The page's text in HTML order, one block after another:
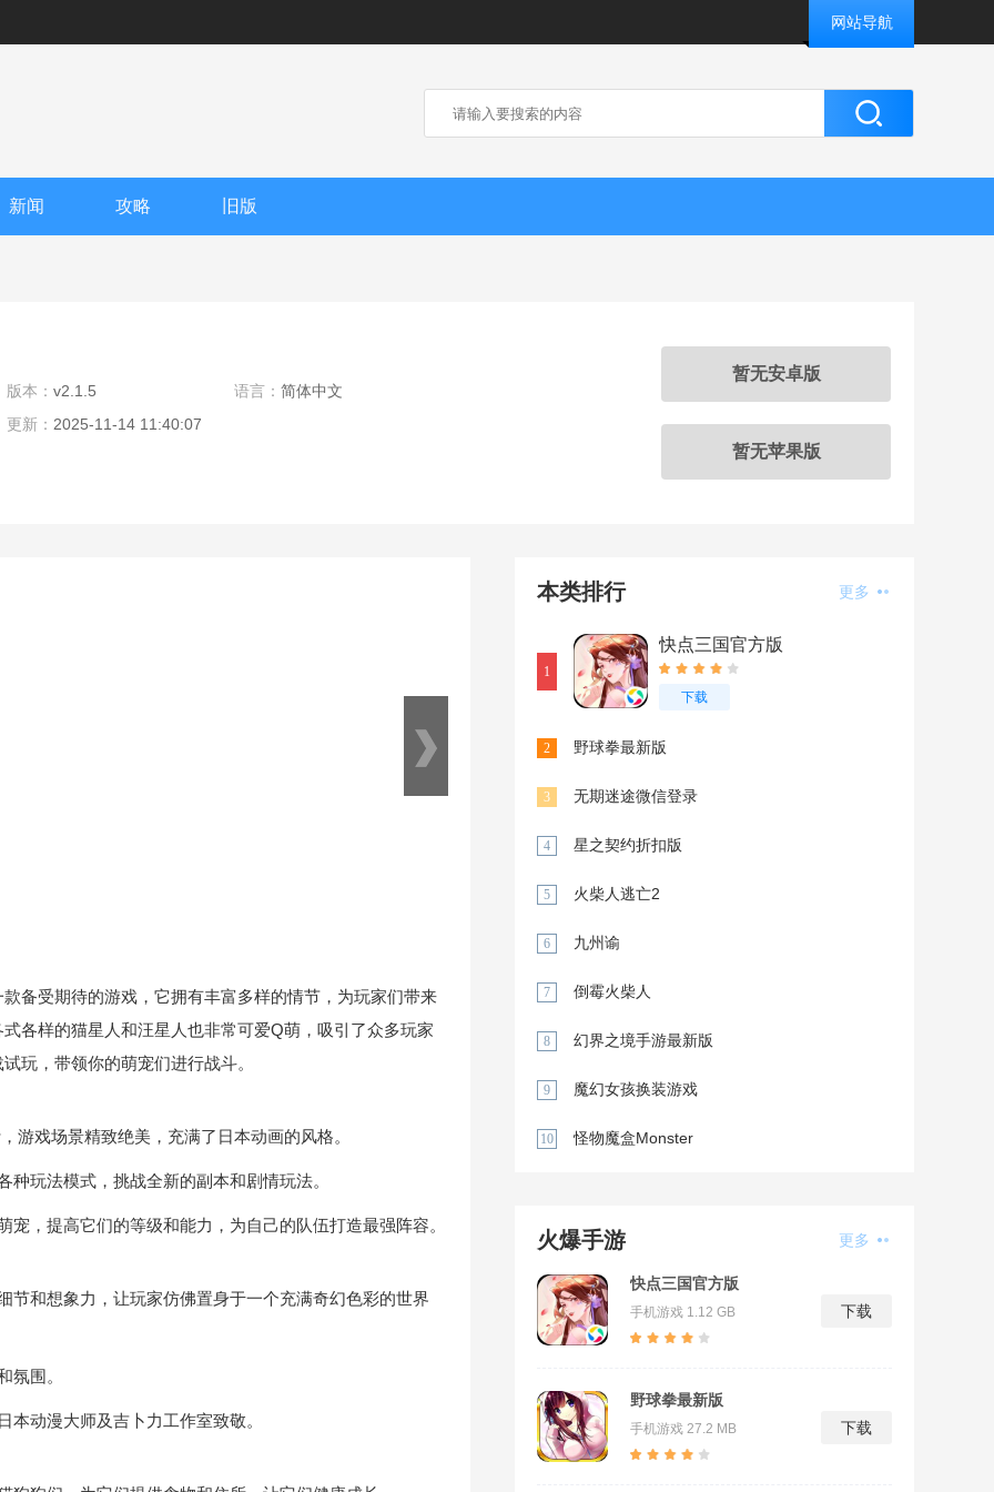
网站导航
新闻 攻略 旧版
版本： v2.1.5 语言： 简体中文
更新： 2025-11-14 11:40:07
暂无安卓版
暂无苹果版
备受期待的游戏，它拥有丰富多样的情节，为玩家们带来
各样的猫星人和汪星人也非常可爱Q萌，吸引了众多玩家
玩，带领你的萌宠们进行战斗。
游戏场景精致绝美，充满了日本动画的风格。
玩法模式，挑战全新的副本和剧情玩法。
，提高它们的等级和能力，为自己的队伍打造最强阵容。
节和想象力，让玩家仿佛置身于一个充满奇幻色彩的世界
氛围。
动漫大师及吉卜力工作室致敬。
本类排行 更多
1
快点三国官方版
下载
2 野球拳最新版
3 无期迷途微信登录
4 星之契约折扣版
5 火柴人逃亡2
6 九州谕
7 倒霉火柴人
8 幻界之境手游最新版
9 魔幻女孩换装游戏
10 怪物魔盒Monster
火爆手游 更多
快点三国官方版
手机游戏 1.12 GB 下载
野球拳最新版
手机游戏 27.2 MB 下载